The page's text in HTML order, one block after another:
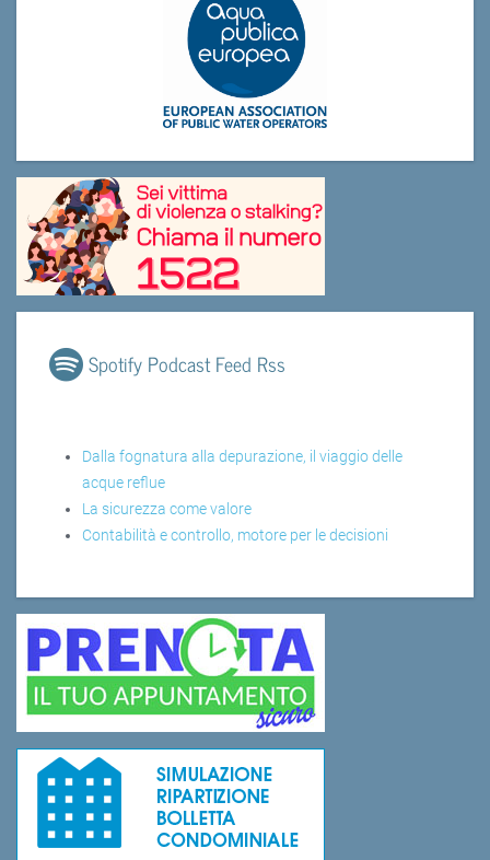
Spotify Podcast Feed Rss
Dalla fognatura alla depurazione, il viaggio delle
acque reflue
La sicurezza come valore
Contabilità e controllo, motore per le decisioni